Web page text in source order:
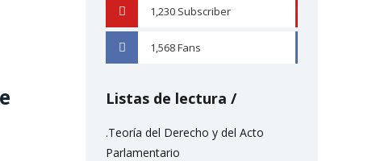
1,230 Subscriber
1,568Fans
Listas de lectura
.Teoría del Derecho y del Acto
Parlamentario